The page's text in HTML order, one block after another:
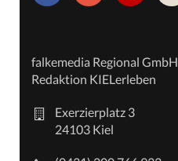
falkemedia Regional GmbH
Redaktion KIELerleben
Exerzierplatz 3
24103 Kiel